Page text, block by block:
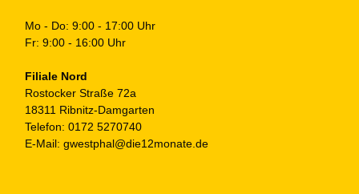
Mo - Do: 9:00 - 17:00 Uhr
Fr: 9:00 - 16:00 Uhr
Filiale Nord
Rostocker Straße 72a
18311 Ribnitz-Damgarten
Telefon: 0172 5270740
E-Mail: gwestphal@die12monate.de